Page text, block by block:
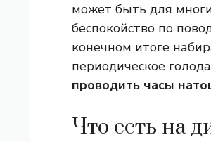
может быть для
беспокойство по
конечном итоге
периодическое
проводить часы
Что есть на